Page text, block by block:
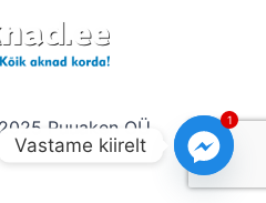
Puuaken OÜ 1
Vastame kiirelt